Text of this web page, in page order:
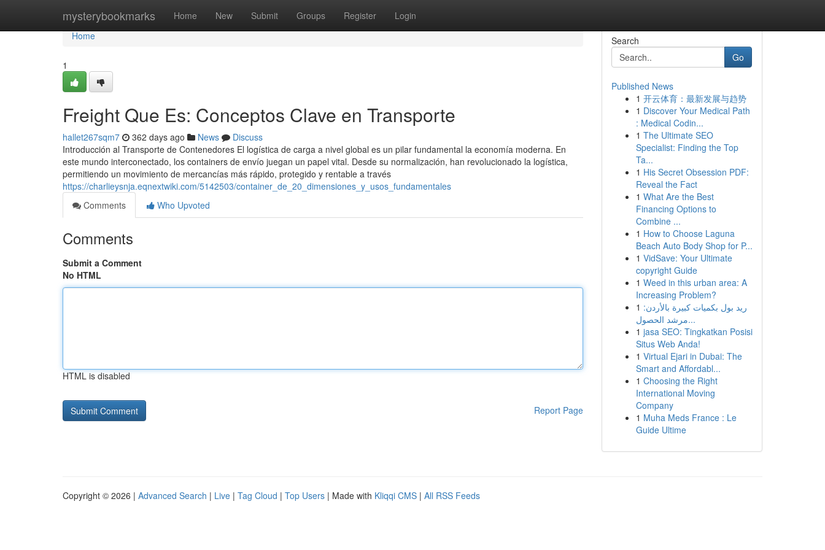
mysterybookmarks Home New Submit Groups Register Login
Home
Home
1
Freight Que Es: Conceptos Clave en Transporte
hallet267sqm7 362 days ago News
Discuss
Introducción al Transporte de Contenedores El logística de carga a nivel global es un pilar fundamental la economía moderna. En
este mundo interconectado, los containers de envío juegan un papel vital. Desde su normalización, han revolucionado la logística,
permitiendo un movimiento de mercancías más rápido, protegido y rentable a través
https://charlieysnja.eqnextwiki.com/5142503/container_de_20_dimensiones_y_usos_fundamentales
Comments
Who Upvoted
Comments
Submit a Comment
No HTML
HTML is disabled
Report Page
Search
Go
Published News
1 开云体育：最新发展与趋势
1 Discover Your Medical Path
: Medical Codin...
1 The Ultimate SEO
Specialist: Finding the Top
Ta...
1 His Secret Obsession PDF:
Reveal the Fact
1 What Are the Best
Financing Options to
Combine ...
1 How to Choose Laguna
Beach Auto Body Shop for P...
1 VidSave: Your Ultimate
copyright Guide
1 Weed in this urban area: A
Increasing Problem?
1 ريد بول بكميات كبيرة بالأردن:
مرشد الحصول...
1 jasa SEO: Tingkatkan Posisi
Situs Web Anda!
1 Virtual Ejari in Dubai: The
Smart and Affordabl...
1 Choosing the Right
International Moving
Company
1 Muha Meds France : Le
Guide Ultime
Copyright © 2026 | Advanced Search | Live | Tag Cloud | Top Users | Made with Kliqqi CMS | All RSS Feeds